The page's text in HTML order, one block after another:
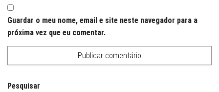
Guardar o meu nome, email e site neste navegador para a
próxima vez que eu comentar.
Pesquisar